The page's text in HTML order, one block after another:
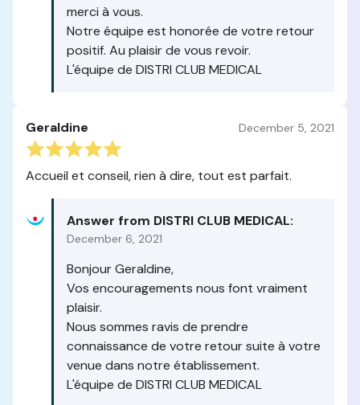
merci à vous.
Notre équipe est honorée de votre retour
positif. Au plaisir de vous revoir.
L'équipe de DISTRI CLUB MEDICAL
Geraldine December 5, 2021
Accueil et conseil, rien à dire, tout est parfait.
Answer from DISTRI CLUB MEDICAL:
December 6, 2021
Bonjour Geraldine,
Vos encouragements nous font vraiment
plaisir.
Nous sommes ravis de prendre
connaissance de votre retour suite à votre
venue dans notre établissement.
L'équipe de DISTRI CLUB MEDICAL